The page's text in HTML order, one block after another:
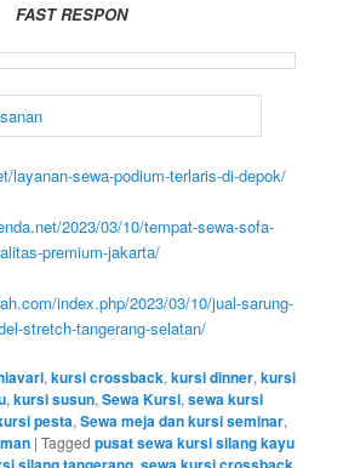
FAST RESPON
layanan-sewa-podium-terlaris-di-depok/
2023/03/10/tempat-sewa-sofa-
premium-jakarta/
index.php/2023/03/10/jual-sarung-
stretch-tangerang-selatan/
,kursi crossback,kursi dinner,kursi
,kursi susun,Sewa Kursi,sewa kursi
pesta,Sewa meja dan kursi seminar,
|Tagged pusat sewa kursi silang kayu